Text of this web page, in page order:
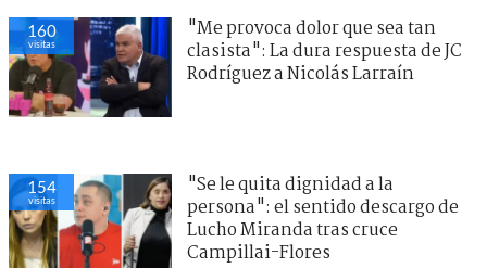
160
visitas
"Me provoca dolor que sea tan
clasista": La dura respuesta de JC
Rodríguez a Nicolás Larraín
154
visitas
"Se le quita dignidad a la
persona": el sentido descargo de
Lucho Miranda tras cruce
Campillai-Flores